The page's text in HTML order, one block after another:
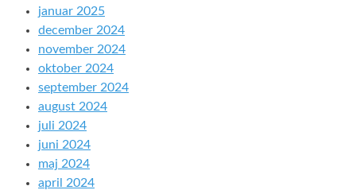
januar 2025
december 2024
november 2024
oktober 2024
september 2024
august 2024
juli 2024
juni 2024
maj 2024
april 2024